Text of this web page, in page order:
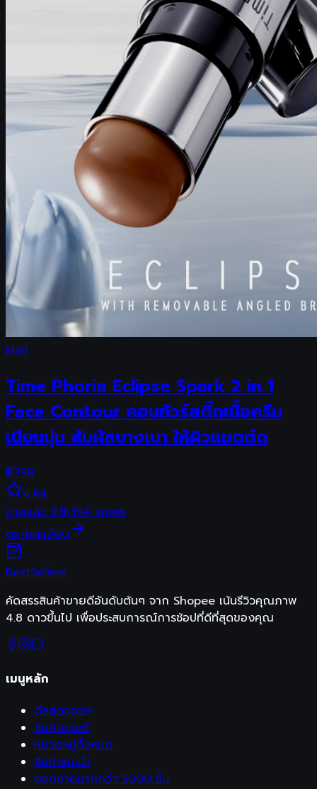
Mall
Time Phoria Eclipse Spark 2 in 1
Face Contour คอนทัวร์สติ๊กเนื้อครีม
เนียนนุ่ม สัมผัสบางเบา ให้ผิวแมตต์ด
฿798
4.94
ขายแล้ว 9.1K194 views
ดูรายละเอียด
BestSellers
คัดสรรสินค้าขายดีอันดับต้นๆ จาก Shopee เน้นรีวิวคุณภาพ
4.8 ดาวขึ้นไป เพื่อประสบการณ์การช้อปที่ดีที่สุดของคุณ
เมนูหลัก
ดีลสุดฮอต
สินค้าขายดี
หมวดหมู่ทั้งหมด
สินค้าแนะนำ
ยอดขายมากกว่า 5000 ชิ้น